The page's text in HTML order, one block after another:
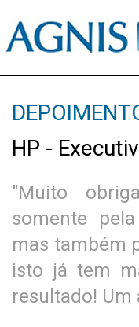
HP -
"Muito
somente
mas também
isto já tem
resultado! Um